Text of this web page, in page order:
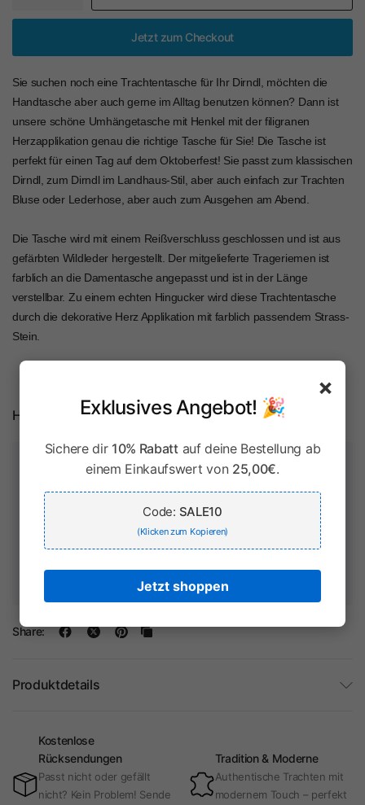
Jetzt zum Checkout
Sie suchen noch eine Trachtentasche für Ihr Dirndl, möchten die
Handtasche aber auch gerne im Alltag benutzen können? Dann ist
unsere schöne Umhängetasche mit Henkel mit der filigranen
Herzapplikation genau die richtige Tasche für Sie! Die Tasche ist
perfekt für einen Tag auf dem Oktoberfest! Sie passt zum klassischen
Dirndl, zum Dirndl im Landhaus-Stil, aber auch einfach zur Trachten
Bluse oder Lederhose, aber auch zum Ausgehen am Abend.
Die Tasche wird mit einem Reißverschluss geschlossen und ist aus
gefärbten Wildleder hergestellt. Der mitgelieferte Trageriemen ist
farblich an die Damentasche angepasst und ist in der Länge
verstellbar. Zu einem echten Hingucker wird diese Trachtentasche
durch die dekorative Herz Applikation mit farblich passendem Strass-
Stein.
Herstellerinformationen
Zahlung & Sicherheit
Ihr Zahlungsinformationen werden sicher verarbeitet. Wir
auf Ihre Kreditkarteninformationen.
Share:
Produktdetails
Kostenlose
Rücksendungen
Passt nicht oder gefällt
nicht? Kein Problem! Sende
Tradition & Moderne
Authentische Trachten mit
modernem Touch – perfekt
×
Exklusives Angebot! 🎉
Sichere dir 10% Rabattauf deine Bestellung ab
einem Einkaufswert von 25,00€.
Code: SALE10
(Klicken zum Kopieren)
Jetzt shoppen